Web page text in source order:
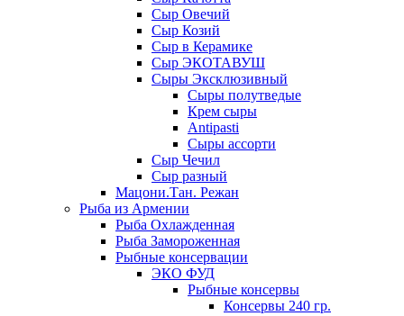
Сыр Овечий
Сыр Козий
Сыр в Керамике
Сыр ЭКОТАВУШ
Сыры Эксклюзивный
Сыры полутведые
Крем сыры
Antipasti
Сыры ассорти
Сыр Чечил
Сыр разный
Мацони.Тан. Режан
Рыба из Армении
Рыба Охлажденная
Рыба Замороженная
Рыбные консервации
ЭКО ФУД
Рыбные консервы
Консервы 240 гр.